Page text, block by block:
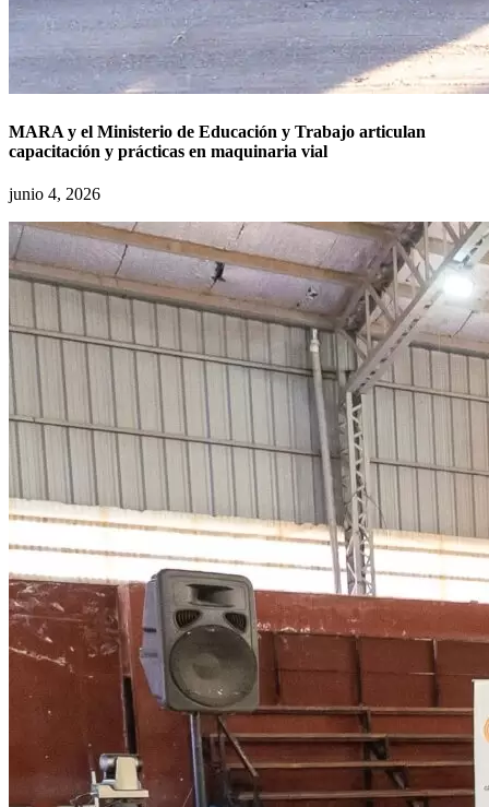
MARA y el Ministerio de Educación y Trabajo articulan
capacitación y prácticas en maquinaria vial
junio 4, 2026